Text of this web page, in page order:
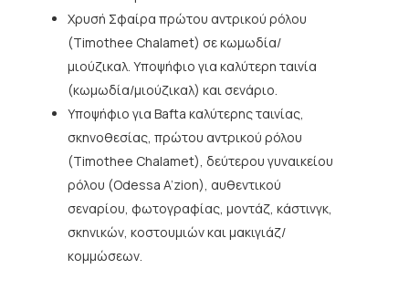
Χρυσή Σφαίρα πρώτου αντρικού ρόλου
(Timothee Chalamet) σε κωμωδία/
μιούζικαλ. Υποψήφιο για καλύτερη ταινία
(κωμωδία/μιούζικαλ) και σενάριο.
Υποψήφιο για Bafta καλύτερης ταινίας,
σκηνοθεσίας, πρώτου αντρικού ρόλου
(Timothee Chalamet), δεύτερου γυναικείου
ρόλου (Odessa A’zion), αυθεντικού
σεναρίου, φωτογραφίας, μοντάζ, κάστινγκ,
σκηνικών, κοστουμιών και μακιγιάζ/
κομμώσεων.